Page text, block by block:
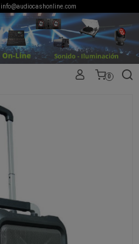
info@audiocashonline.com
0